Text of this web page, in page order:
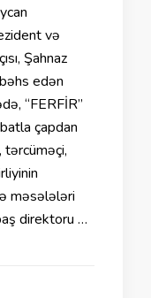
və
Şahnaz
edən
“FERFİR”
çapdan
tərcüməçi,
məsələləri
direktoru …